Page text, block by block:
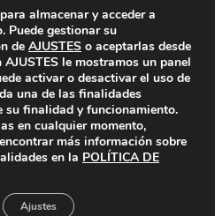
– De 16:30 a 18:30 h.
Acceso Colegiados
Política de cookies
almacenar y acceder a
Puede gestionar su
de AJUSTES o aceptarlas desde
le mostramos un panel
activar o desactivar el uso de
una de las finalidades
su finalidad y funcionamiento.
en cualquier momento,
más información sobre
en la POLÍTICA DE
Ajustes